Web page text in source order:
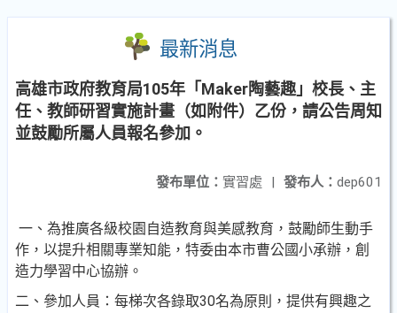
最新消息
高雄市政府教育局105年「Maker陶藝趣」校長、主
任、教師研習實施計畫（如附件）乙份，請公告周知
並鼓勵所屬人員報名參加。
發布人： dep601
發布單位： 實習處 |
一、為推廣各級校園自造教育與美感教育，鼓勵師生動手
作，以提升相關專業知能，特委由本市曹公國小承辦，創
造力學習中心協辦。
二、參加人員：每梯次各錄取30名為原則，提供有興趣之